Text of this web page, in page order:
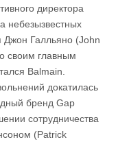
директора
небезызвестных
Галльяно (John
своим главным
Balmain.
докатилась
бренд Gap
сотрудничества
(Patrick